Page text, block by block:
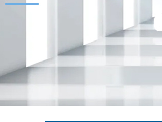
上海拓纷机械设备有限公司